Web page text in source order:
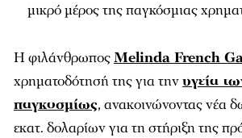
μικρό μέρος της παγκόσμιας
Η φιλάνθρωποςMelinda French
χρηματοδότησή της για τηνυγεία
παγκοσμίως, ανακοινώνοντας νέα
εκατ. δολαρίων για τη στήριξη της